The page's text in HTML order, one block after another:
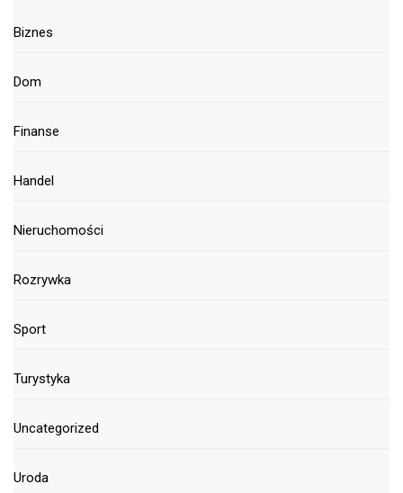
Biznes
Dom
Finanse
Handel
Nieruchomości
Rozrywka
Sport
Turystyka
Uncategorized
Uroda